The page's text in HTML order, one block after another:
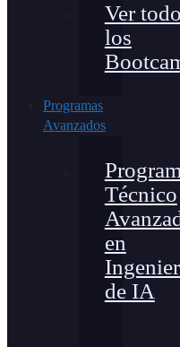
Ver
los
Programas
Avanzados
Técnico
en
de IA